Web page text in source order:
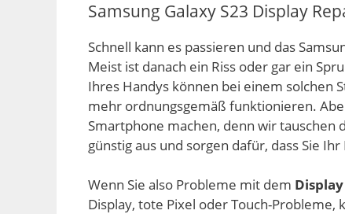
Samsung Galaxy S23 Display
Schnell kann es passieren und das
Meist ist danach ein Riss oder gar ein
Ihres Handys können bei einem solchen
mehr ordnungsgemäß funktionieren.
Smartphone machen, denn wir tauschen
günstig aus und sorgen dafür, dass Sie
Wenn Sie also Probleme mit dem
Display, tote Pixel oder Touch-Probleme,